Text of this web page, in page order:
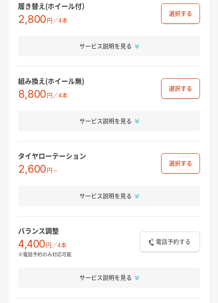
履き替え(ホイール付）
2,800円／4本
選択
サービス説明を見る
組み換え(ホイール無)
8,800円／4本
選択
サービス説明を見る
タイヤローテーション
2,600円～
選択
サービス説明を見る
バランス調整
4,400円／4本
※電話予約のみ対応可能
電話予約する
サービス説明を見る